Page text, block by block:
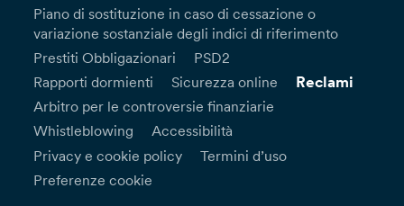
Piano di sostituzione in caso di cessazione o
variazione sostanziale degli indici di riferimento
Prestiti Obbligazionari
PSD2
Rapporti dormienti
Sicurezza online Reclami
Arbitro per le controversie finanziarie
Whistleblowing
Accessibilità
Privacy e cookie policy
Termini d’uso
Preferenze cookie